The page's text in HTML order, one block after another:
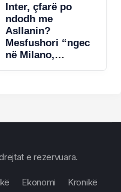
Inter, çfarë po
ndodh me
Asllanin?
Mesfushori “ngec
në Milano,
e rezervuara.
Ekonomi Kronikë